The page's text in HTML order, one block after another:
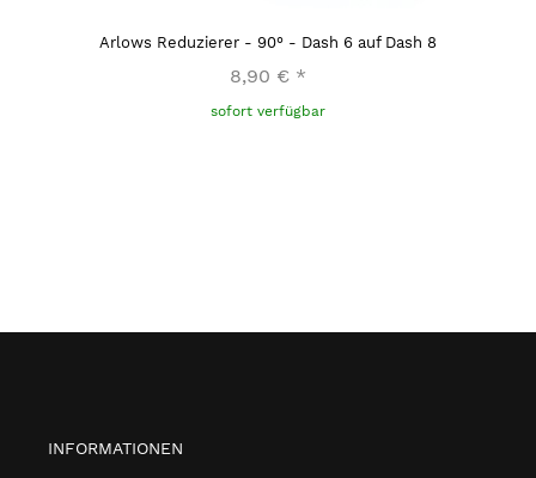
Arlows Reduzierer - 90° - Dash 6 auf Dash 8
8,90 € *
sofort verfügbar
INFORMATIONEN